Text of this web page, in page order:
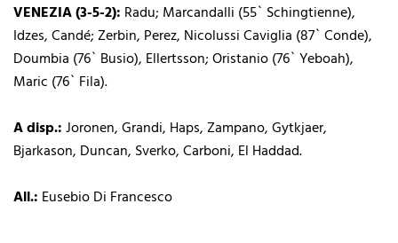
VENEZIA (3-5-2): Radu; Marcandalli (55` Schingtienne),
Idzes, Candé; Zerbin, Perez, Nicolussi Caviglia (87` Conde),
Doumbia (76` Busio), Ellertsson; Oristanio (76` Yeboah),
Maric (76` Fila).
A disp.:Joronen, Grandi, Haps, Zampano, Gytkjaer,
Bjarkason, Duncan, Sverko, Carboni, El Haddad.
All.: Eusebio Di Francesco